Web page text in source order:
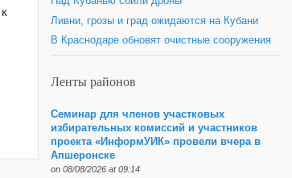
Ливни, грозы и град ожидаются на Кубани
В Краснодаре обновят очистные сооружения
Ленты районов
Семинар для членов участковых
избирательных комиссий и участников
проекта «ИнформУИК» провели вчера в
Апшеронске
on 08/08/2026 at 09:14